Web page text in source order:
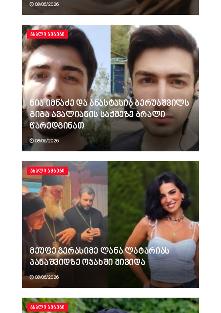
08/06/2026
ᲐᲮᲐᲚᲘ ᲐᲛᲑᲔᲑᲘ
ნია იმნაძე და ანასტასია ბერუაშვილს
გიგა ავალიანის საქმეზე ბრალი
წარედგინათ
08/06/2026
ᲐᲮᲐᲚᲘ ᲐᲛᲑᲔᲑᲘ
მეუფე გერასიმე ლანა ლატარიას
პანაშვიდზე ოჯახში მივიდა
08/06/2026
ᲐᲮᲐᲚᲘ ᲐᲛᲑᲔᲑᲘ